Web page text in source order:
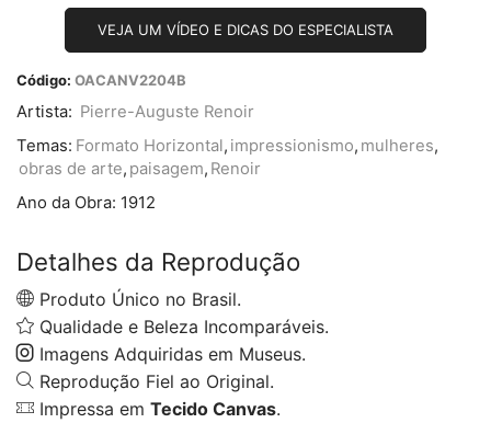
VEJA UM VÍDEO E DICAS DO ESPECIALISTA
Código: OACANV2204B
Artista: Pierre-Auguste Renoir
Temas: Formato Horizontal, impressionismo, mulheres,
obras de arte, paisagem, Renoir
Ano da Obra: 1912
Detalhes da Reprodução
Produto Único no Brasil.
Qualidade e Beleza Incomparáveis.
Imagens Adquiridas em Museus.
Reprodução Fiel ao Original.
Impressa em Tecido Canvas.